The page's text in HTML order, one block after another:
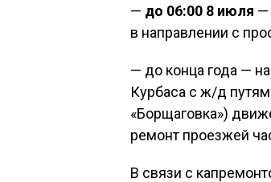
— до 06:00 8 июля —
в направлении с
— до конца года —
Курбаса с ж/д
«Борщаговка»)
ремонт проезжей
В связи с